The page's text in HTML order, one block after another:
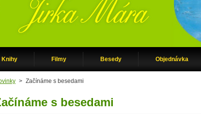
Knihy Filmy Besedy Objednávka
> Začínáme s besedami
s besedami